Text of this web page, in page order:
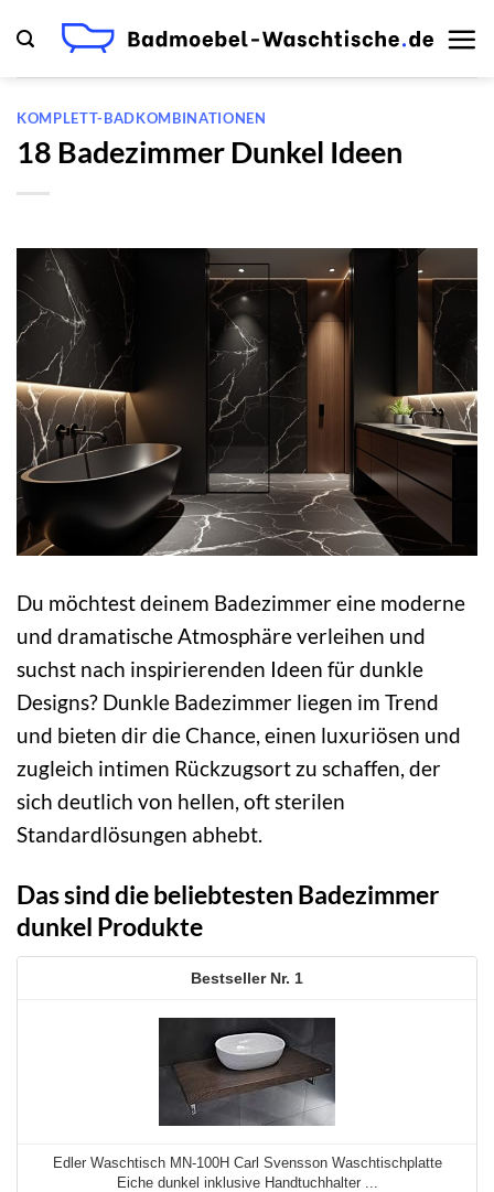
Inhalt
springen
KOMPLETT-BADKOMBINATIONEN
18 Badezimmer Dunkel Ideen
Du möchtest deinem Badezimmer eine moderne
und dramatische Atmosphäre verleihen und
suchst nach inspirierenden Ideen für dunkle
Designs? Dunkle Badezimmer liegen im Trend
und bieten dir die Chance, einen luxuriösen und
zugleich intimen Rückzugsort zu schaffen, der
sich deutlich von hellen, oft sterilen
Standardlösungen abhebt.
Das sind die beliebtesten Badezimmer
dunkel Produkte
1
Edler Waschtisch MN-100H Carl Svensson Waschtischplatte
Eiche dunkel inklusive Handtuchhalter ...